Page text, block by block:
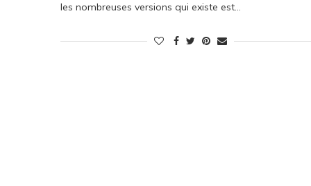
les nombreuses versions qui existe est…